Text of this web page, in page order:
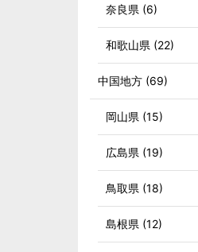
奈良県 (6)
和歌山県 (22)
中国地方 (69)
岡山県 (15)
広島県 (19)
鳥取県 (18)
島根県 (12)